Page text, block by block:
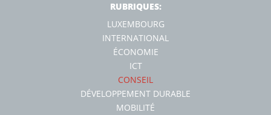
RUBRIQUES:
LUXEMBOURG
INTERNATIONAL
ÉCONOMIE
ICT
CONSEIL
DÉVELOPPEMENT DURABLE
MOBILITÉ